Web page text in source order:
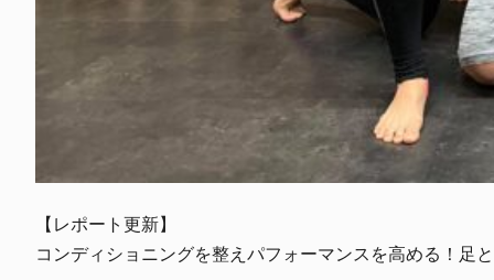
【レポート更新】
コンディショニングを整えパフォーマンスを高める！足